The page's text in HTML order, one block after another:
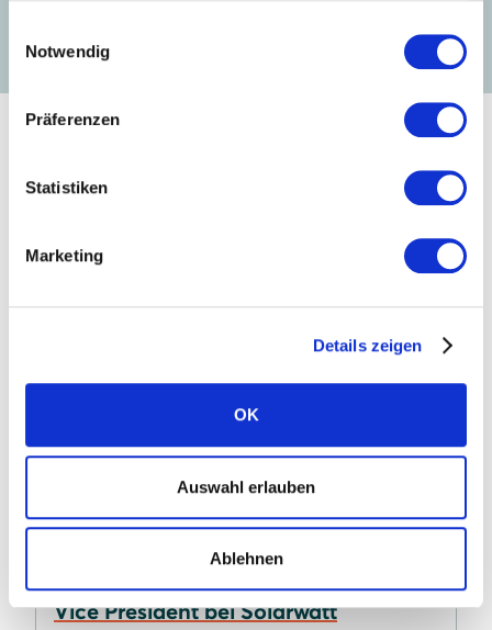
Notwendig
Präferenzen
Statistiken
Marketing
Details zeigen
OK
Auswahl erlauben
Ablehnen
Fermin Bustamante ist neuer Sales
Vice President bei Solarwatt